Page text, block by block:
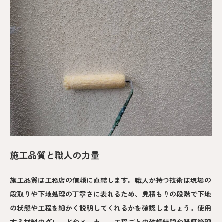
施工品質と職人の力量
施工品質は工務店の信頼に直結します。職人が持つ技術は現場の
段取りや下地処理の丁寧さに表れるため、見積もりの段階で下地
の状態や工程を細かく説明してくれるかを確認しましょう。使用